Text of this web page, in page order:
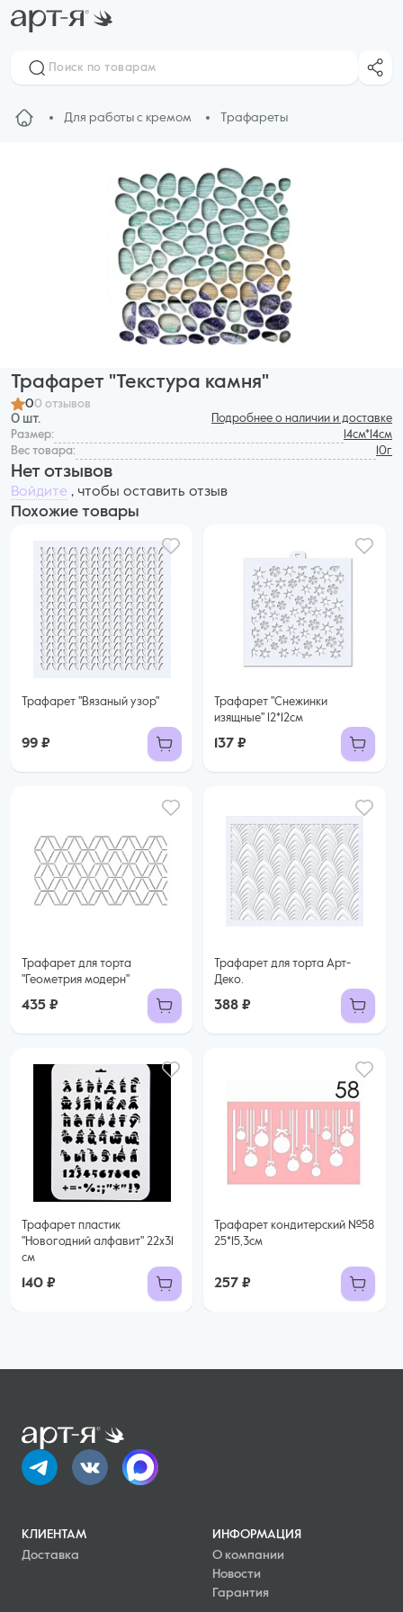
Для работы с кремом Трафареты
Трафарет "Текстура камня"
00 отзывов
0 шт.
Подробнее о наличии и доставке
Размер:
14см*14см
Вес товара:
10г
Нет отзывов
Войдите , чтобы оставить отзыв
Похожие товары
Трафарет "Вязаный узор"
99 ₽
Трафарет "Снежинки
изящные" 12*12см
137 ₽
Трафарет для торта
"Геометрия модерн"
435 ₽
Трафарет для торта Арт-
Деко.
388 ₽
Трафарет пластик
"Новогодний алфавит" 22х31
см
140 ₽
Трафарет кондитерский №58
25*15,3см
257 ₽
КЛИЕНТАМ
Доставка
ИНФОРМАЦИЯ
О компании
Новости
Гарантия